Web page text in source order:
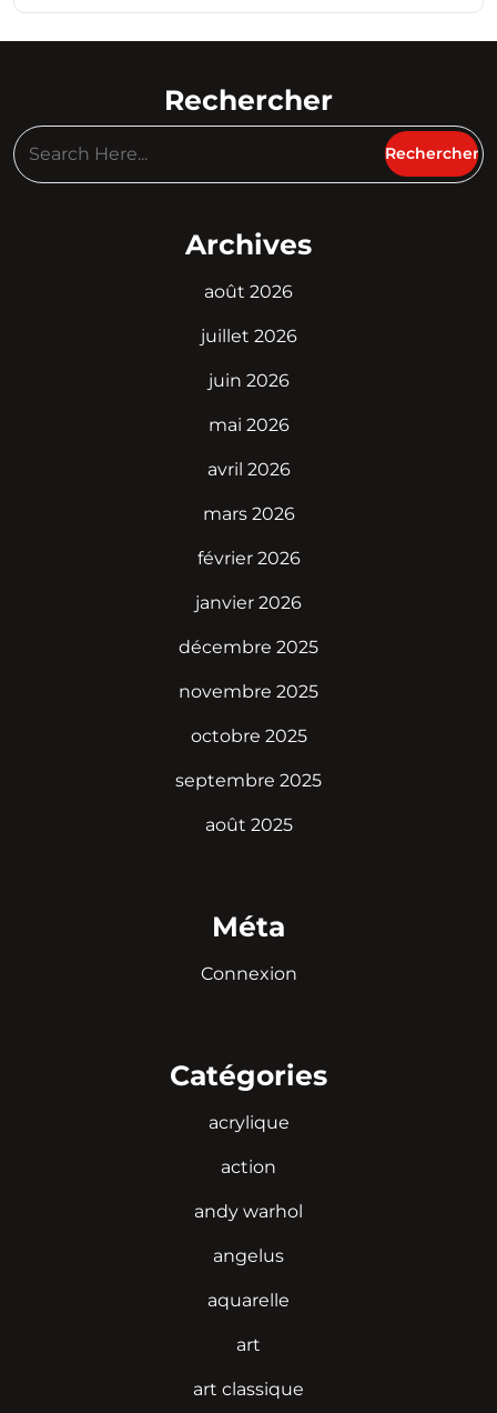
Rechercher
Archives
août 2026
juillet 2026
juin 2026
mai 2026
avril 2026
mars 2026
février 2026
janvier 2026
décembre 2025
novembre 2025
octobre 2025
septembre 2025
août 2025
Méta
Connexion
Catégories
acrylique
action
andy warhol
angelus
aquarelle
art
art classique